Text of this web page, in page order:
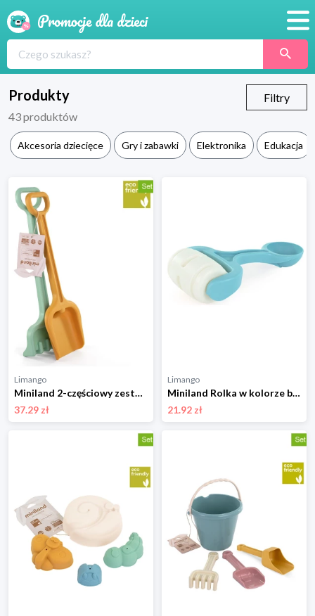
Blog
Wyprawka
Produkty
Filtry
43produktów
Akcesoria dziecięce Gry i zabawki Elektronika Edukacja
Limango
Miniland 2-częściowy zestaw zabawek w kolorze żółto-turkusowym do piasku - 18 m+ rozmiar: onesize
37.29 zł
Limango
Miniland Rolka w kolorze błękitnym do piasku - 18 m+ rozmiar: onesize
21.92 zł